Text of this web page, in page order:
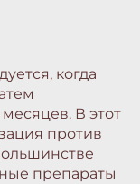
когда
В этот
против
препараты